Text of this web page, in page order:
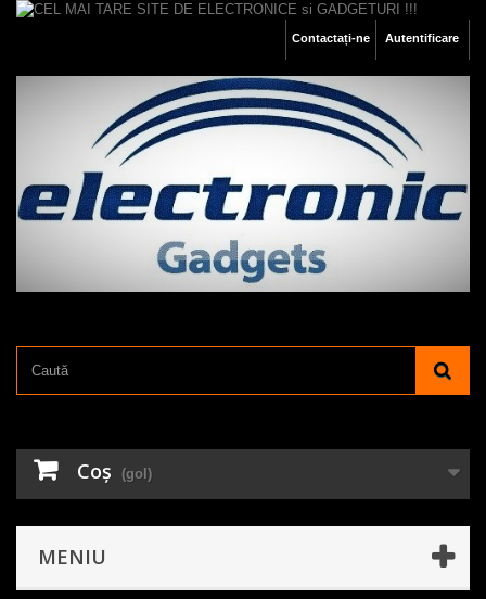
Autentificare
Contactați-ne
Coş (gol)
MENIU